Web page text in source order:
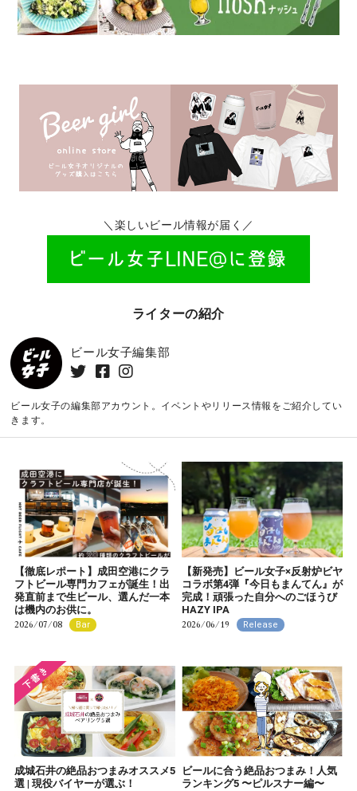
＼楽しいビール情報が届く／
ライターの紹介
ビール女子編集部
ビール女子の編集部アカウント。イベントやリリース情報をご紹介してい
きます。
【徹底レポート】成田空港にクラ
フトビール専門カフェが誕生！出
発直前まで生ビール、選んだ一本
は機内のお供に。
2026/07/08 Bar
【新発売】ビール女子×反射炉ビヤ
コラボ第4弾『今日もまんてん』が
完成！頑張った自分へのごほうび
HAZY IPA
2026/06/19 Release
成城石井の絶品おつまみオススメ5
選 | 現役バイヤーが選ぶ！
ビールに合う絶品おつまみ！人気
ランキング5 〜ピルスナー編〜